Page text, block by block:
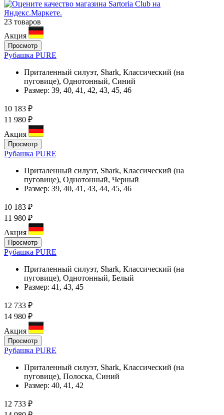
23 товаров
Акция
Просмотр
Рубашка PURE
Приталенный силуэт, Shark, Классический (на
пуговице), Однотонный, Синий
Размер: 39, 40, 41, 42, 43, 45, 46
10 183 ₽
11 980 ₽
Акция
Просмотр
Рубашка PURE
Приталенный силуэт, Shark, Классический (на
пуговице), Однотонный, Черный
Размер: 39, 40, 41, 43, 44, 45, 46
10 183 ₽
11 980 ₽
Акция
Просмотр
Рубашка PURE
Приталенный силуэт, Shark, Классический (на
пуговице), Однотонный, Белый
Размер: 41, 43, 45
12 733 ₽
14 980 ₽
Акция
Просмотр
Рубашка PURE
Приталенный силуэт, Shark, Классический (на
пуговице), Полоска, Синий
Размер: 40, 41, 42
12 733 ₽